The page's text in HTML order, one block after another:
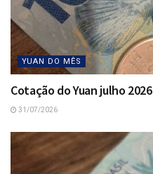
YUAN DO MÊS
Cotação do Yuan julho 2026
31/07/2026